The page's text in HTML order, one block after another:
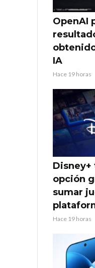
OpenAI
IA
Hace 19 horas
Disney+
opción
sumar
Hace 19 horas